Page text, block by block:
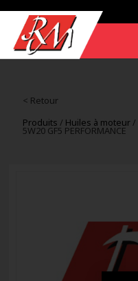
< Retour
Produits / Huiles à moteur/
5W20 GF5 PERFORMANCE